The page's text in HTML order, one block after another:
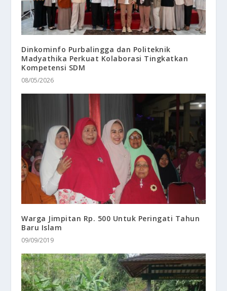
Dinkominfo Purbalingga dan Politeknik
Madyathika Perkuat Kolaborasi Tingkatkan
Kompetensi SDM
08/05/2026
Warga Jimpitan Rp. 500 Untuk Peringati Tahun
Baru Islam
09/09/2019